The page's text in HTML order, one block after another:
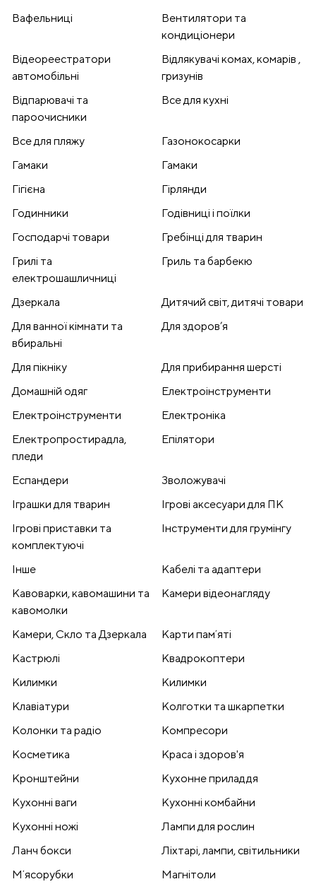
Вафельниці
Вентилятори та
кондиціонери
Відеореестратори
автомобільні
Відлякувачі комах, комарів ,
гризунів
Відпарювачі та
пароочисники
Все для кухні
Все для пляжу
Газонокосарки
Гамаки
Гамаки
Гігієна
Гірлянди
Годинники
Годівниці і поїлки
Господарчі товари
Гребінці для тварин
Грилі та
електрошашличниці
Гриль та барбекю
Дзеркала
Дитячий світ, дитячі товари
Для ванної кімнати та
вбиральні
Для здоров’я
Для пікніку
Для прибирання шерсті
Домашній одяг
Електроінструменти
Електроінструменти
Електроніка
Електропростирадла,
пледи
Епілятори
Еспандери
Зволожувачі
Іграшки для тварин
Ігрові аксесуари для ПК
Ігрові приставки та
комплектуючі
Інструменти для грумінгу
Інше
Кабелі та адаптери
Кавоварки, кавомашини та
кавомолки
Камери відеонагляду
Камери, Скло та Дзеркала
Карти памʼяті
Кастрюлі
Квадрокоптери
Килимки
Килимки
Клавіатури
Колготки та шкарпетки
Колонки та радіо
Компресори
Косметика
Краса і здоров'я
Кронштейни
Кухонне приладдя
Кухонні ваги
Кухонні комбайни
Кухонні ножі
Лампи для рослин
Ланч бокси
Ліхтарі, лампи, світильники
Мʼясорубки
Магнітоли